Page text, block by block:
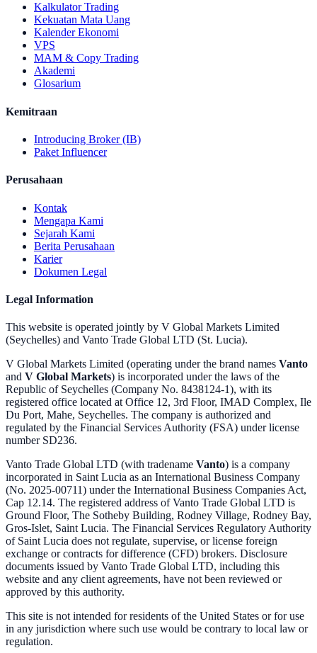
Kalkulator Trading
Kekuatan Mata Uang
Kalender Ekonomi
VPS
MAM & Copy Trading
Akademi
Glosarium
Kemitraan
Introducing Broker (IB)
Paket Influencer
Perusahaan
Kontak
Mengapa Kami
Sejarah Kami
Berita Perusahaan
Karier
Dokumen Legal
Legal Information
This website is operated jointly by V Global Markets Limited
(Seychelles) and Vanto Trade Global LTD (St. Lucia).
V Global Markets Limited (operating under the brand names Vanto
and V Global Markets) is incorporated under the laws of the
Republic of Seychelles (Company No. 8438124-1), with its
registered office located at Office 12, 3rd Floor, IMAD Complex, Ile
Du Port, Mahe, Seychelles. The company is authorized and
regulated by the Financial Services Authority (FSA) under license
number SD236.
Vanto Trade Global LTD (with tradename Vanto) is a company
incorporated in Saint Lucia as an International Business Company
(No. 2025-00711) under the International Business Companies Act,
Cap 12.14. The registered address of Vanto Trade Global LTD is
Ground Floor, The Sotheby Building, Rodney Village, Rodney Bay,
Gros-Islet, Saint Lucia. The Financial Services Regulatory Authority
of Saint Lucia does not regulate, supervise, or license foreign
exchange or contracts for difference (CFD) brokers. Disclosure
documents issued by Vanto Trade Global LTD, including this
website and any client agreements, have not been reviewed or
approved by this authority.
This site is not intended for residents of the United States or for use
in any jurisdiction where such use would be contrary to local law or
regulation.